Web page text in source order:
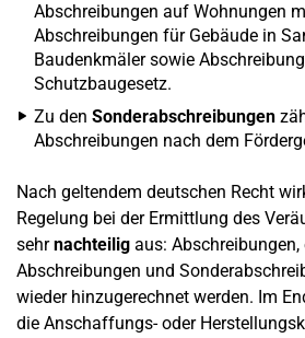
Abschreibungen auf Wohnungen
Abschreibungen für Gebäude in
Baudenkmäler sowie
Schutzbaugesetz.
Zu den Sonderabschreibungen
Abschreibungen nach dem
Nach geltendem deutschen Recht
Regelung bei der Ermittlung des
sehrnachteilig aus: Abschreibungen,
Abschreibungen und
wieder hinzugerechnet werden. Im
die Anschaffungs- oder